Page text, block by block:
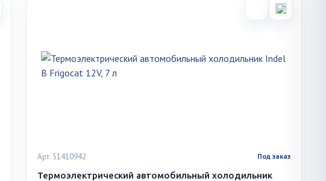
Арт. 51410942 Под заказ
Термоэлектрический автомобильный холодильник